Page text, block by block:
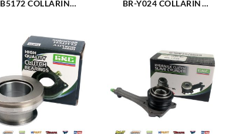
B5172 COLLARIN
BR-Y024 COLLARIN
DURATEC 1.6L 2.0L (532)